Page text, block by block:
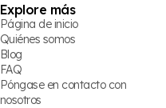
Explore más
Página de inicio
Quiénes somos
Blog
FAQ
Póngase en contacto con
nosotros